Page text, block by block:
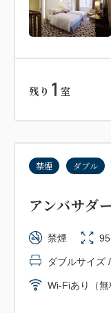
残り 1 室
禁煙 ダブル
アンバサダ
禁煙
ダブルサイズ
Wi-Fiあり（無